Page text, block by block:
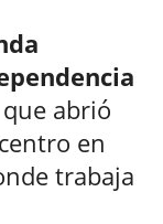
que abrió
en
trabaja